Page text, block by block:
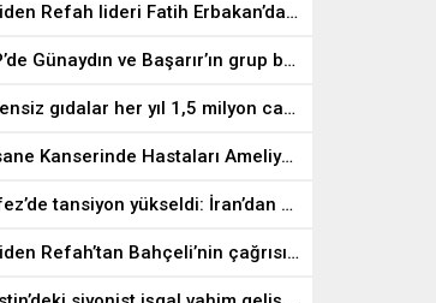
Yeniden Refah lideri Fatih Erbakan’dan Mustafa Destici’ye ziyaret
CHP’de Günaydın ve Başarır’ın grup başkanvekilliği düştü
Güvensiz gıdalar her yıl 1,5 milyon can alıyor
Mesane Kanserinde Hastaları Ameliyattan Kurtaran İlaç
Körfez’de tansiyon yükseldi: İran’dan ABD üslerine misilleme
Yeniden Refah’tan Bahçeli’nin çağrısına destek